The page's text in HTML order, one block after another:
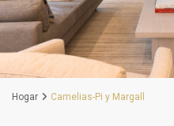
Hogar Camelias-Pi y Margall